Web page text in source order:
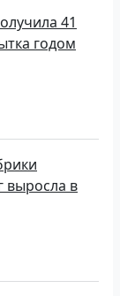
41
годом
выросла в